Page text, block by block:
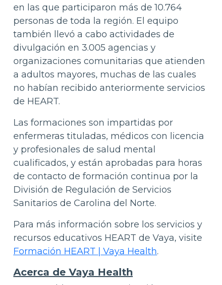
en las que participaron más de 10.764
personas de toda la región. El equipo
también llevó a cabo actividades de
divulgación en 3.005 agencias y
organizaciones comunitarias que atienden
a adultos mayores, muchas de las cuales
no habían recibido anteriormente servicios
de HEART.
Las formaciones son impartidas por
enfermeras tituladas, médicos con licencia
y profesionales de salud mental
cualificados, y están aprobadas para horas
de contacto de formación continua por la
División de Regulación de Servicios
Sanitarios de Carolina del Norte.
Para más información sobre los servicios y
recursos educativos HEART de Vaya, visite
Formación HEART | Vaya Health.
Acerca de Vaya Health